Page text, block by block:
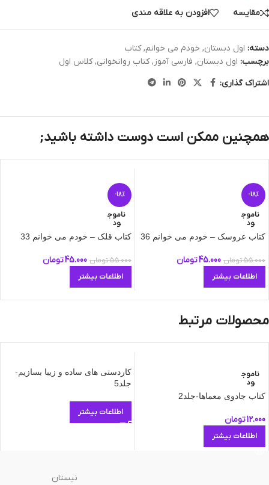
مقایسه
افزودن به علاقه مندی
دسته: اول دبستان, خودم می خوانم, کتاب
برچسب: اول دبستان, فارسی آموز, کتاب روانخوانی, کلاس اول
اشتراک گذاری:
همچنین ممکن است دوست داشته باشید;
-18%
ناموج
ود
کتاب عروسک – خودم می‌ خوانم 36
55.000تومان 45.000تومان
اطلاعات بیشتر
-18%
ناموج
ود
کتاب قلک – خودم می‌ خوانم 33
55.000تومان 45.000تومان
اطلاعات بیشتر
محصولات مرتبط
ناموج
ود
کتاب جادوی معماها-جلد2
12.000تومان
اطلاعات بیشتر
کاردستی های ساده و زیبا بسازیم-
جلد5
اطلاعات بیشتر
نیستان